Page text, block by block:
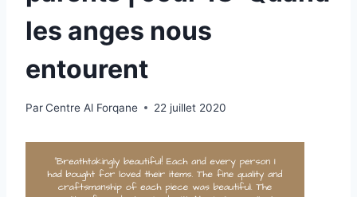
les anges nous
entourent
ParCentre Al Forqane 22 juillet 2020